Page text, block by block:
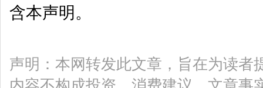
含本声明。
声明：本网转发此文章，旨在为读者